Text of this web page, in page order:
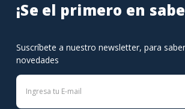
¡Se el primero en
Suscríbete a nuestro newsletter, para
novedades